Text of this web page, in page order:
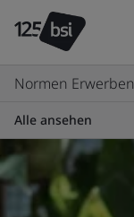
Normen Erwerben
Alle ansehen